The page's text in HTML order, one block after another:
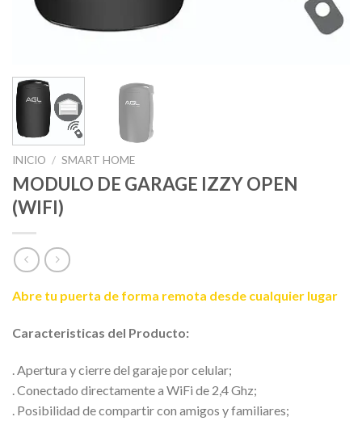
INICIO / SMART HOME
MODULO DE GARAGE IZZY OPEN
(WIFI)
Abre tu puerta de forma remota desde cualquier lugar
Caracteristicas del Producto:
. Apertura y cierre del garaje por celular;
. Conectado directamente a WiFi de 2,4 Ghz;
. Posibilidad de compartir con amigos y familiares;